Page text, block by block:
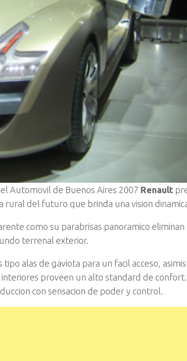
Automovil de Buenos Aires 2007 Renault
rural del futuro que brinda una vision
como su parabrisas panoramico
terrenal exterior.
alas de gaviota para un facil acceso,
proveen un alto standard de
con sensacion de poder y control.